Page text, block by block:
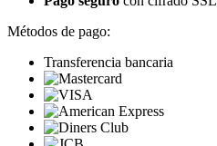
Métodos de pago:
Transferencia bancaria